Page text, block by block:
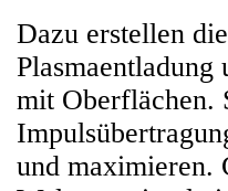
Dazu erstellen
Plasmaentladung
mit Oberflächen.
und maximieren.